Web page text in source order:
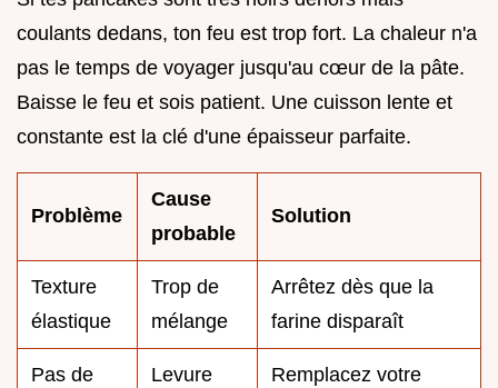
coulants dedans, ton feu est trop fort. La chaleur n'a
pas le temps de voyager jusqu'au cœur de la pâte.
Baisse le feu et sois patient. Une cuisson lente et
constante est la clé d'une épaisseur parfaite.
Problème
Cause
probable
Solution
Texture
élastique
Trop de
mélange
Arrêtez dès que la
farine disparaît
Pas de
Levure
Remplacez votre